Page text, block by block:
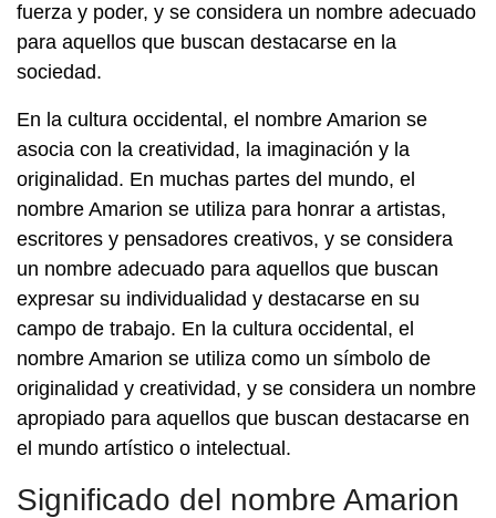
fuerza y poder, y se considera un nombre adecuado
para aquellos que buscan destacarse en la
sociedad.
En la cultura occidental, el nombre Amarion se
asocia con la creatividad, la imaginación y la
originalidad. En muchas partes del mundo, el
nombre Amarion se utiliza para honrar a artistas,
escritores y pensadores creativos, y se considera
un nombre adecuado para aquellos que buscan
expresar su individualidad y destacarse en su
campo de trabajo. En la cultura occidental, el
nombre Amarion se utiliza como un símbolo de
originalidad y creatividad, y se considera un nombre
apropiado para aquellos que buscan destacarse en
el mundo artístico o intelectual.
Significado del nombre Amarion